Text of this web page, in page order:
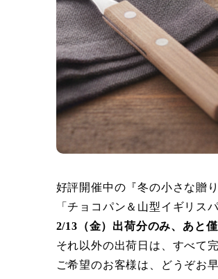
好評開催中の『冬の小さな贈
「チョコパン＆山型イギリス
2/13（金）出荷分のみ、あと僅
それ以外の出荷日は、すべて
ご希望のお客様は、どうぞお